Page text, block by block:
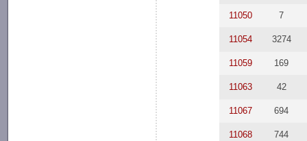
11050 7
11054 3274
11059 169
11063 42
11067 694
11068 744